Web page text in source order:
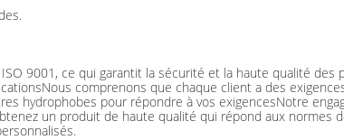
9001, ce qui garantit la sécurité et la haute qualité
comprenons que chaque client a des
hydrophobes pour répondre à vos exigencesNotre
un produit de haute qualité qui répond aux